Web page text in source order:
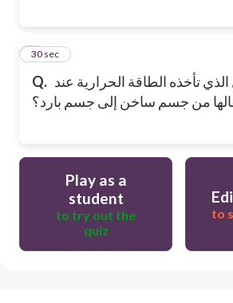
Q. تأخذه الطاقة الحرارية عند
من جسم ساخن إلى جسم بارد؟
9
30 sec
Play as a
student
to try out the
quiz
to